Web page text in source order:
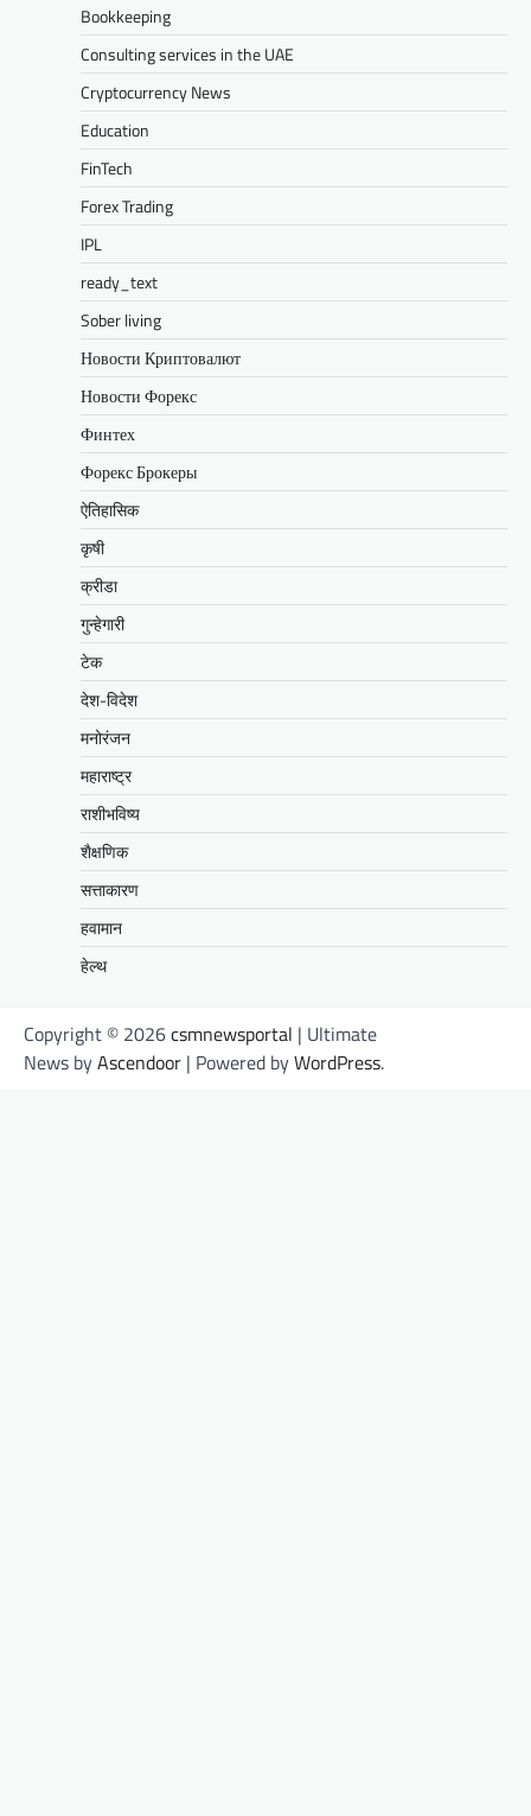
Bookkeeping
Consulting services in the UAE
Cryptocurrency News
Education
FinTech
Forex Trading
IPL
ready_text
Sober living
Новости Криптовалют
Новости Форекс
Финтех
Форекс Брокеры
ऐतिहासिक
कृषी
क्रीडा
गुन्हेगारी
टेक
देश-विदेश
मनोरंजन
महाराष्ट्र
राशीभविष्य
शैक्षणिक
सत्ताकारण
हवामान
हेल्थ
Copyright © 2026csmnewsportal | Ultimate
News byAscendoor | Powered byWordPress.